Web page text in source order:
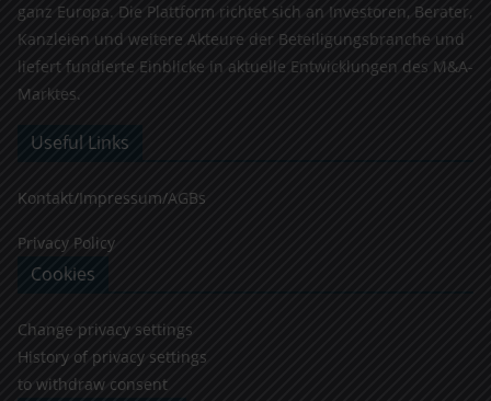
ganz Europa. Die Plattform richtet sich an Investoren, Berater,
Kanzleien und weitere Akteure der Beteiligungsbranche und
liefert fundierte Einblicke in aktuelle Entwicklungen des M&A-
Marktes.
Useful Links
Kontakt/Impressum/AGBs
Privacy Policy
Cookies
Change privacy settings
History of privacy settings
to withdraw consent